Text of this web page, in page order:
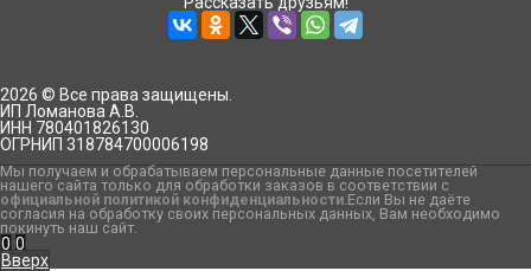
2026 © Все права защищены.
ИП Ломанова А.В.
ИНН 780401826130
ОГРНИП 318784700006198
Мы получаем и обрабатываем персональные данные посетителей
нашего сайта только для обработки заказов в соответствии с
официальной политикой конфиденциальности.Если Вы не даёте
согласия на обработку своих персональных данных, Вам необходимо
покинуть наш сайт.
0 0
Вверх